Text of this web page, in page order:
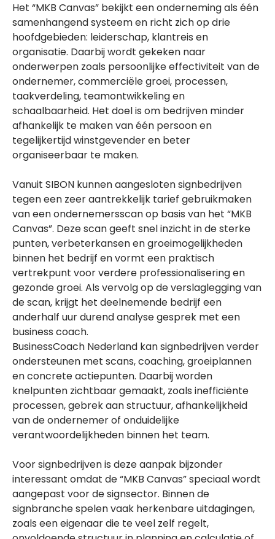
Het “MKB Canvas” bekijkt een onderneming als één
samenhangend systeem en richt zich op drie
hoofdgebieden: leiderschap, klantreis en
organisatie. Daarbij wordt gekeken naar
onderwerpen zoals persoonlijke effectiviteit van de
ondernemer, commerciële groei, processen,
taakverdeling, teamontwikkeling en
schaalbaarheid. Het doel is om bedrijven minder
afhankelijk te maken van één persoon en
tegelijkertijd winstgevender en beter
organiseerbaar te maken.
Vanuit SIBON kunnen aangesloten signbedrijven
tegen een zeer aantrekkelijk tarief gebruikmaken
van een ondernemersscan op basis van het “MKB
Canvas”. Deze scan geeft snel inzicht in de sterke
punten, verbeterkansen en groeimogelijkheden
binnen het bedrijf en vormt een praktisch
vertrekpunt voor verdere professionalisering en
gezonde groei. Als vervolg op de verslaglegging van
de scan, krijgt het deelnemende bedrijf een
anderhalf uur durend analyse gesprek met een
business coach.
BusinessCoach Nederland kan signbedrijven verder
ondersteunen met scans, coaching, groeiplannen
en concrete actiepunten. Daarbij worden
knelpunten zichtbaar gemaakt, zoals inefficiënte
processen, gebrek aan structuur, afhankelijkheid
van de ondernemer of onduidelijke
verantwoordelijkheden binnen het team.
Voor signbedrijven is deze aanpak bijzonder
interessant omdat de “MKB Canvas” speciaal wordt
aangepast voor de signsector. Binnen de
signbranche spelen vaak herkenbare uitdagingen,
zoals een eigenaar die te veel zelf regelt,